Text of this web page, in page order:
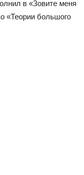
в «Зовите меня
«Теории большого